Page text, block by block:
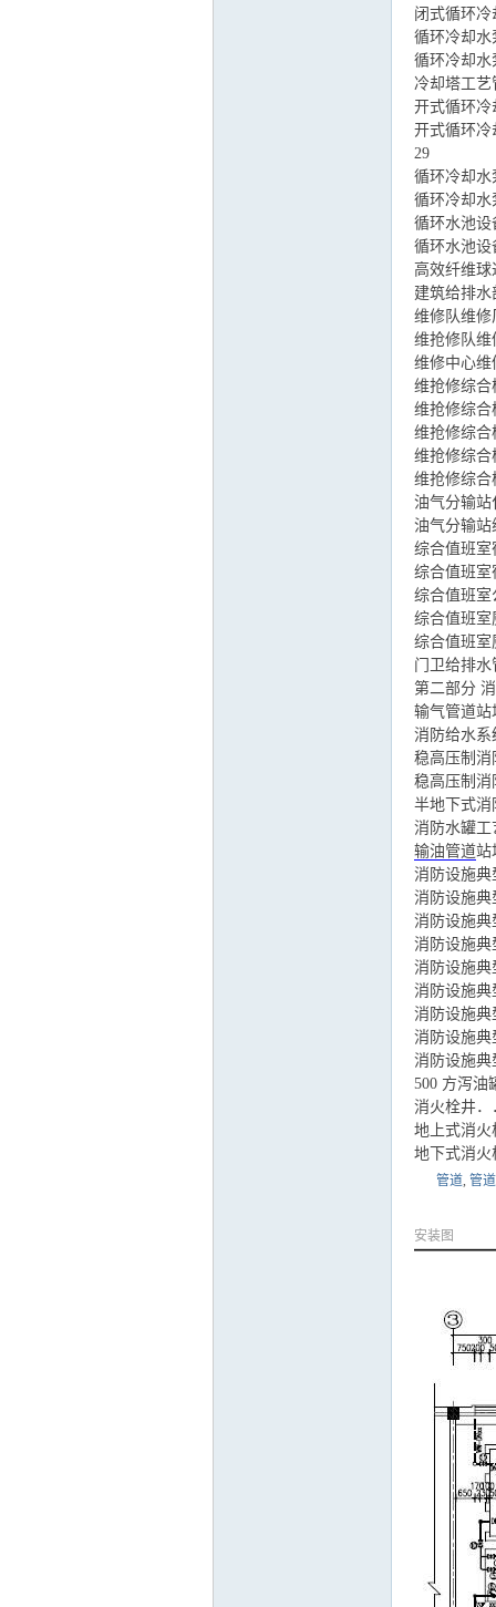
闭式循环
循环冷却水
循环冷却水
冷却塔工
开式循环冷
开式循环冷
29
循环冷却水
循环冷却水
循环水池设
循环水池设
高效纤维
建筑给排水
维修队维修
维抢修队维
维修中心维
维抢修综合
维抢修综合
维抢修综合
维抢修综合
维抢修综合
油气分输站
油气分输
综合值班室
综合值班室
综合值班室
综合值班室
综合值班室
门卫给排
第二部分
输气管道站
消防给水系
稳高压制消
稳高压制消
半地下式消
消防水罐工
输油管道站
消防设施典
消防设施典
消防设施典
消防设施典
消防设施典
消防设施典
消防设施典
消防设施典
消防设施典
500 方泻油
消火栓井．
地上式消火
地下式消火
管道, 管
安装图